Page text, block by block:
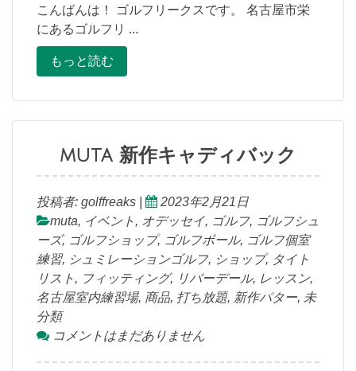
こんばんは！ ゴルフリークスです。 名古屋市栄
にあるゴルフリ …
もっと読む
muta 新作キャディバック
投稿者: golffreaks
2023年2月21日
muta, イベント , オデッセイ, ゴルフ, ゴルフシュ
ーズ, ゴルフショップ, ゴルフボール, ゴルフ個室
練習, シュミレーションゴルフ, ショップ, タイト
リスト , フィッティング, リバーデール, レッスン,
名古屋室内練習場, 商品, 打ち放題, 新作パター, 未
分類
コメントはまだありません